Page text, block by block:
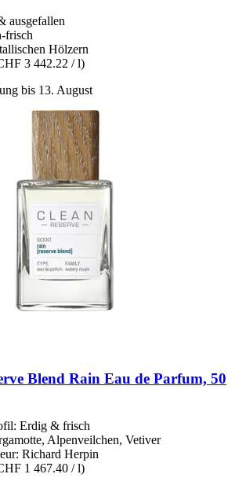
ausgefallen
frisch
Hölzern
3 442.22 / l)
bis 13. August
Blend Rain Eau de Parfum, 50
Erdig & frisch
Alpenveilchen, Vetiver
Richard Herpin
1 467.40 / l)